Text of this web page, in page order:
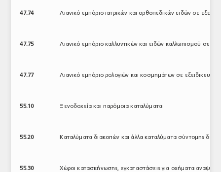
47.74 Λιανικό εμπόριο ιατρικών και ορθοπεδικών ειδών σε
47.75 Λιανικό εμπόριο καλλυντικών και ειδών καλλωπισμού σε
47.77 Λιανικό εμπόριο ρολογιών και κοσμημάτων σε
55.10 Ξενοδοχεία και παρόμοια καταλύματα
55.20 Καταλύματα διακοπών και άλλα καταλύματα σύντομης
55.30 Χώροι κατασκήνωσης, εγκαταστάσεις για οχήματα